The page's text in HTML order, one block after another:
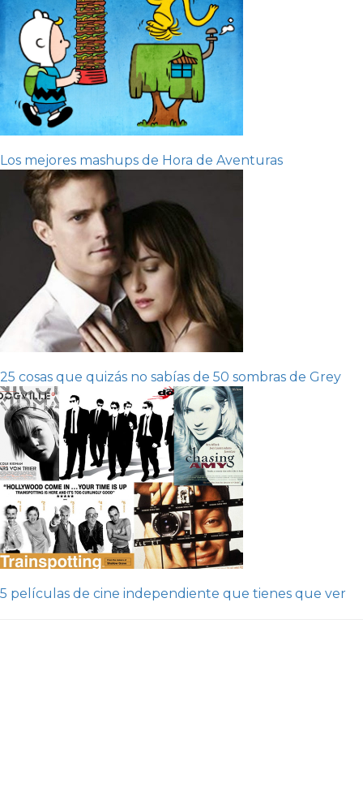
Los mejores mashups de Hora de Aventuras
25 cosas que quizás no sabías de 50 sombras de Grey
5 películas de cine independiente que tienes que ver